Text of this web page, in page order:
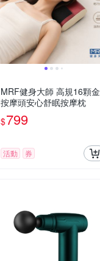
MRF健身大師 高規16顆金
按摩頭安心舒眠按摩枕
$799
活動 券